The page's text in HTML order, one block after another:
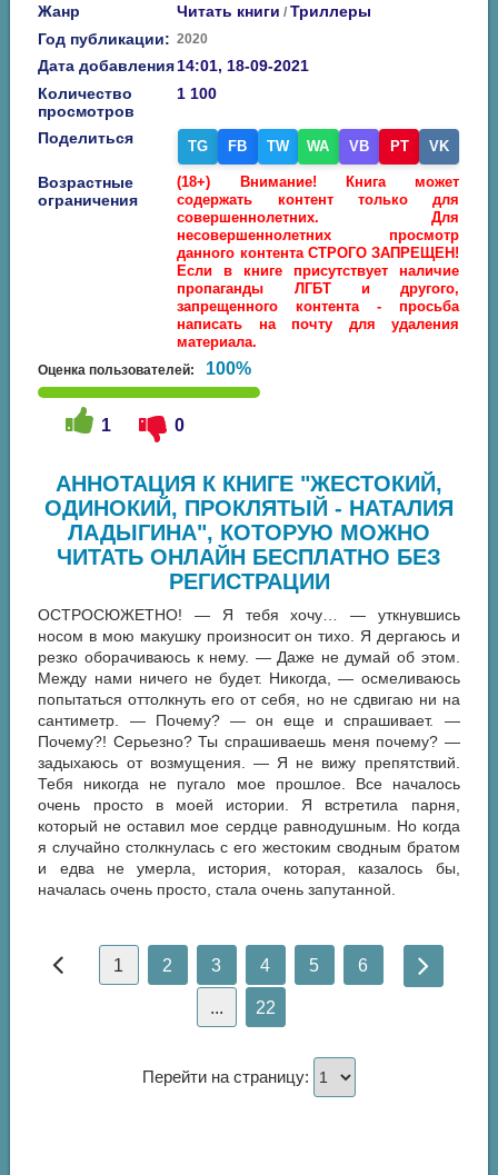
Жанр
Читать книги /Триллеры
Год публикации: 2020
Дата добавления14:01, 18-09-2021
Количество
просмотров
1 100
Поделиться TG FB TW WA VB PT VK
Возрастные
ограничения
(18+) Внимание! Книга может
содержать контент только для
совершеннолетних. Для
несовершеннолетних просмотр
данного контента СТРОГО ЗАПРЕЩЕН!
Если в книге присутствует наличие
пропаганды ЛГБТ и другого,
запрещенного контента - просьба
написать на почту для удаления
материала.
Оценка пользователей: 100%
1 0
АННОТАЦИЯ К КНИГЕ "ЖЕСТОКИЙ,
ОДИНОКИЙ, ПРОКЛЯТЫЙ - НАТАЛИЯ
ЛАДЫГИНА", КОТОРУЮ МОЖНО
ЧИТАТЬ ОНЛАЙН БЕСПЛАТНО БЕЗ
РЕГИСТРАЦИИ
ОСТРОСЮЖЕТНО! — Я тебя хочу… — уткнувшись
носом в мою макушку произносит он тихо. Я дергаюсь и
резко оборачиваюсь к нему. — Даже не думай об этом.
Между нами ничего не будет. Никогда, — осмеливаюсь
попытаться оттолкнуть его от себя, но не сдвигаю ни на
сантиметр. — Почему? — он еще и спрашивает. —
Почему?! Серьезно? Ты спрашиваешь меня почему? —
задыхаюсь от возмущения. — Я не вижу препятствий.
Тебя никогда не пугало мое прошлое. Все началось
очень просто в моей истории. Я встретила парня,
который не оставил мое сердце равнодушным. Но когда
я случайно столкнулась с его жестоким сводным братом
и едва не умерла, история, которая, казалось бы,
началась очень просто, стала очень запутанной.
1 2 3 4 5 6
... 22
Перейти на страницу: